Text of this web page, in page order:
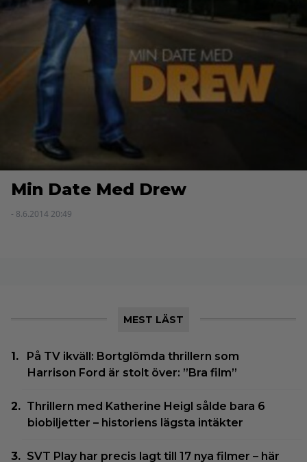
Min Date Med Drew
- 8.6.2014 20:49
MEST LÄST
På TV ikväll: Bortglömda thrillern som
Harrison Ford är stolt över: ”Bra film”
Thrillern med Katherine Heigl sålde bara 6
biobiljetter – historiens lägsta intäkter
SVT Play har precis lagt till 17 nya filmer – här